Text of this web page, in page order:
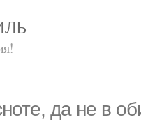
да не в